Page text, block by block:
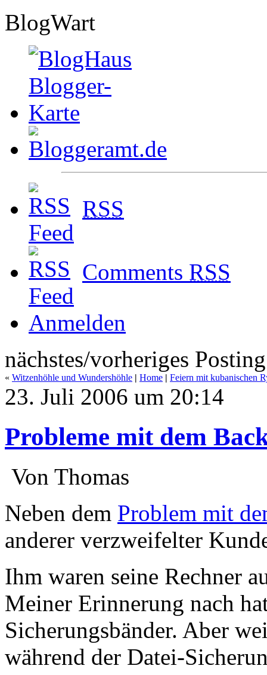
BlogWart
RSS
Comments RSS
Anmelden
nächstes/vorheriges Posting
« Witzenhöhle und Wundershöhle | Home | Feiern mit kubanischen
23. Juli 2006 um 20:14
Probleme mit dem
Von Thomas
Neben dem Problem mit
anderer verzweifelter
Ihm waren seine Rechner
Meiner Erinnerung nach
Sicherungsbänder. Aber
während der Datei-